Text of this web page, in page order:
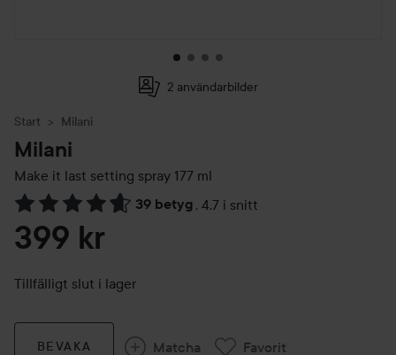
2 användarbilder
Start Milani
Milani
Make it last setting spray 177 ml
39 betyg , 4.7 i snitt
Hoppa till Betyg & kommentarer
399 kr
Tillfälligt slut i lager
BEVAKA Matcha Favorit